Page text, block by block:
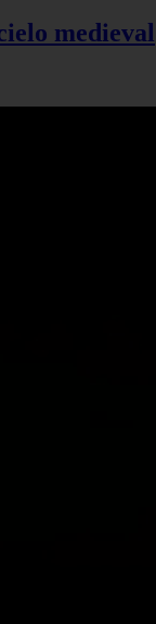
medieval